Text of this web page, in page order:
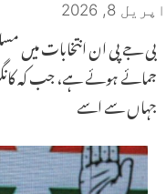
اپریل 8, 2026
بی جے پی ان انتخابات میں
جمائے ہوئے ہے، جب کہ
جہاں سے اسے